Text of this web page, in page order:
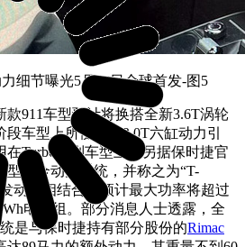
911车型预计将换搭全新3.6T涡轮
车型上所使用的3.0T六缸动力引
Turbo系列车型上。另据保时捷官
混合动力系统，并称之为“T-
动机相结合，预计最大功率将超过
电池组。部分消息人士透露，全
是与保时捷持有部分股份的Rimac